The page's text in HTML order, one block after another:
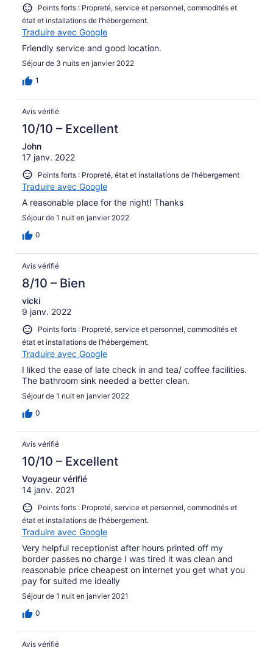
Points forts : Propreté, service et personnel, commodités et
état et installations de l’hébergement.
Traduire avec Google
Friendly service and good location.
Séjour de 3 nuits en janvier 2022
1
Avis vérifié
10/10 – Excellent
John
17 janv. 2022
Points forts : Propreté, état et installations de l’hébergement
Traduire avec Google
A reasonable place for the night! Thanks
Séjour de 1 nuit en janvier 2022
0
Avis vérifié
8/10 – Bien
vicki
9 janv. 2022
Points forts : Propreté, service et personnel, commodités et
état et installations de l’hébergement.
Traduire avec Google
I liked the ease of late check in and tea/ coffee facilities.
The bathroom sink needed a better clean.
Séjour de 1 nuit en janvier 2022
0
Avis vérifié
10/10 – Excellent
Voyageur vérifié
14 janv. 2021
Points forts : Propreté, service et personnel, commodités et
état et installations de l’hébergement.
Traduire avec Google
Very helpful receptionist after hours printed off my
border passes no charge I was tired it was clean and
reasonable price cheapest on internet you get what you
pay for suited me ideally
Séjour de 1 nuit en janvier 2021
0
Avis vérifié